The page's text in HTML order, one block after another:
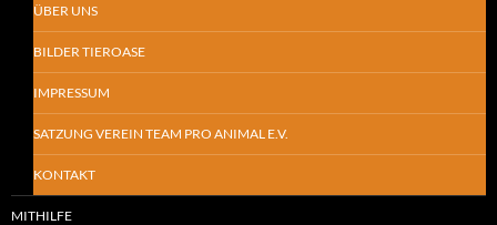
ÜBER UNS
BILDER TIEROASE
IMPRESSUM
SATZUNG VEREIN TEAM PRO ANIMAL E.V.
KONTAKT
MITHILFE